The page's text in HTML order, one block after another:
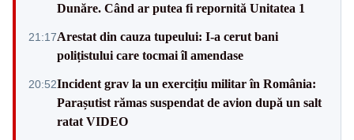
Dunăre. Când ar putea fi repornită Unitatea 1
21:17Arestat din cauza tupeului: I-a cerut bani
polițistului care tocmai îl amendase
20:52Incident grav la un exercițiu militar în România:
Parașutist rămas suspendat de avion după un salt
ratat VIDEO